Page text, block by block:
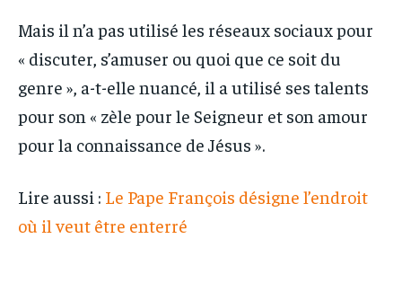
Mais il n’a pas utilisé les réseaux sociaux pour
« discuter, s’amuser ou quoi que ce soit du
genre », a-t-elle nuancé, il a utilisé ses talents
pour son « zèle pour le Seigneur et son amour
pour la connaissance de Jésus ».
Lire aussi : Le Pape François désigne l’endroit
où il veut être enterré